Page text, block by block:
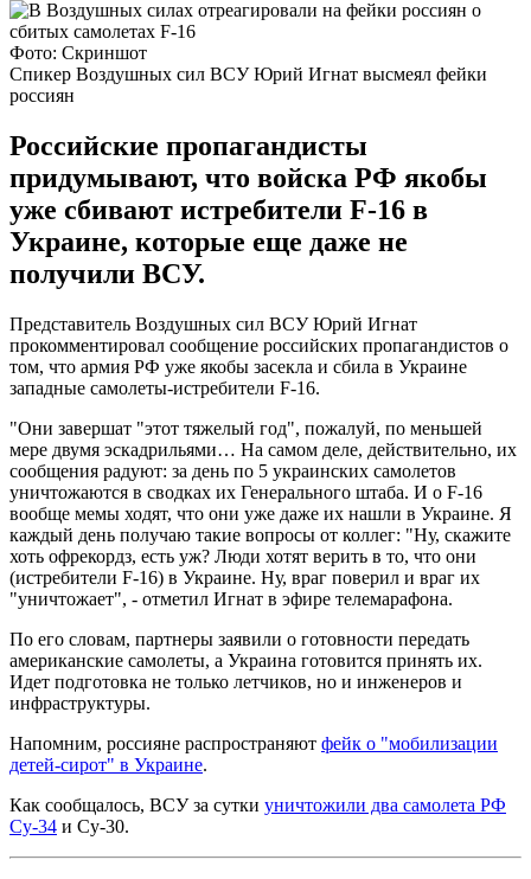
Фото: Скриншот
Спикер Воздушных сил ВСУ Юрий Игнат высмеял фейки
россиян
Российские пропагандисты
придумывают, что войска РФ якобы
уже сбивают истребители F-16 в
Украине, которые еще даже не
получили ВСУ.
Представитель Воздушных сил ВСУ Юрий Игнат
прокомментировал сообщение российских пропагандистов о
том, что армия РФ уже якобы засекла и сбила в Украине
западные самолеты-истребители F-16.
"Они завершат "этот тяжелый год", пожалуй, по меньшей
мере двумя эскадрильями… На самом деле, действительно, их
сообщения радуют: за день по 5 украинских самолетов
уничтожаются в сводках их Генерального штаба. И о F-16
вообще мемы ходят, что они уже даже их нашли в Украине. Я
каждый день получаю такие вопросы от коллег: "Ну, скажите
хоть офрекордз, есть уж? Люди хотят верить в то, что они
(истребители F-16) в Украине. Ну, враг поверил и враг их
"уничтожает", - отметил Игнат в эфире телемарафона.
По его словам, партнеры заявили о готовности передать
американские самолеты, а Украина готовится принять их.
Идет подготовка не только летчиков, но и инженеров и
инфраструктуры.
Напомним, россияне распространяют фейк о "мобилизации
детей-сирот" в Украине.
Как сообщалось, ВСУ за сутки уничтожили два самолета РФ
Су-34 и Су-30.